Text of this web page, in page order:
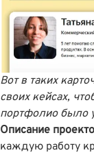
Вот в таких
своих кейсах,
портфолио было
Описание
каждую работу